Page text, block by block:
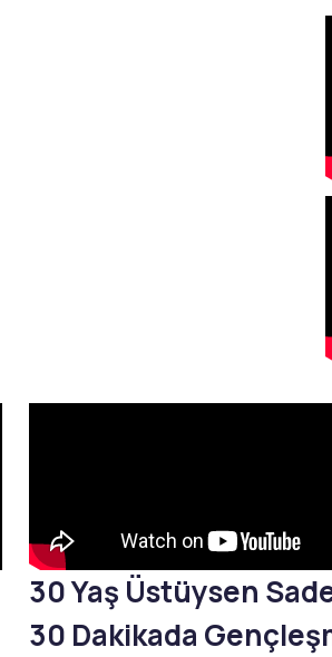
30 Yaş Üstüysen
30 Dakikada